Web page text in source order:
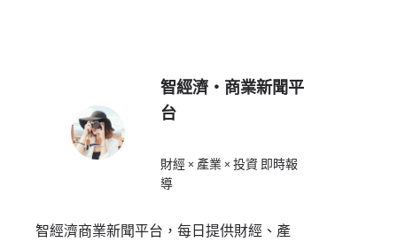
智經濟・商業新聞平
台
財經 × 產業 × 投資 即時報
導
智經濟商業新聞平台，每日提供財經、產